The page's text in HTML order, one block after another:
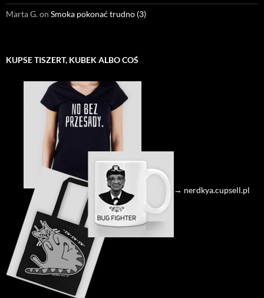
Marta G.on Smoka pokonać trudno (3)
KUPSE TISZERT, KUBEK ALBO COŚ
→ nerdkya.cupsell.pl